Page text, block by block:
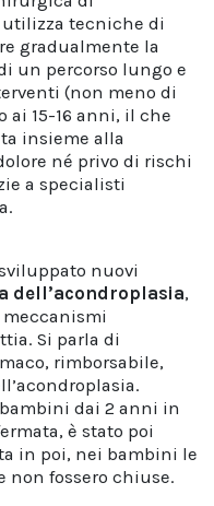
utilizza tecniche di
gradualmente la
un percorso lungo e
(non meno di
15-16 anni, il che
insieme alla
né privo di rischi
a specialisti
nuovi
dell’acondroplasia,
Si parla di
rimborsabile,
dai 2 anni in
è stato poi
in poi, nei bambini le
non fossero chiuse.